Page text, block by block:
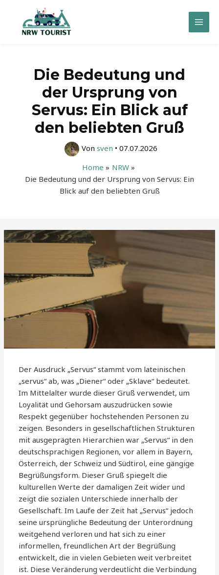
springen
Main
Die Bedeutung und
der Ursprung von
Servus: Ein Blick auf
den beliebten Gruß
Von sven • 07.07.2026
Home
NRW
Die Bedeutung und der Ursprung von Servus: Ein
Blick auf den beliebten Gruß
Der Ausdruck „Servus“ stammt vom lateinischen
„servus“ ab, was „Diener“ oder „Sklave“ bedeutet.
Im Mittelalter wurde dieser Gruß verwendet, um
Loyalität und Gehorsam auszudrücken sowie
Respekt gegenüber hochstehenden Personen zu
zeigen. Besonders in gesellschaftlichen Strukturen
mit ausgeprägten Hierarchien war „Servus“ in den
deutschsprachigen Regionen, vor allem in Bayern,
Österreich, der Schweiz und Südtirol, eine gängige
Begrüßungsform. Dieser Gruß spiegelt die
kulturellen Werte der damaligen Zeit wider und
zeigt die sozialen Unterschiede innerhalb der
Gesellschaft. Im Laufe der Zeit hat „Servus“ jedoch
seine ursprüngliche Bedeutung der Unterordnung
weitgehend verloren und hat sich zu einer
informellen, freundlichen Art der Begrüßung
entwickelt, die in vielen Gebieten weit verbreitet
ist. Diese Veränderung verdeutlicht die Verbindung